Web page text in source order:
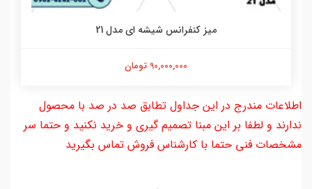
ميز كنفرانس شيشه اي مدل 21
90,000,000 تومان
اطلاعات مندرج در این جداول تطابق صد در صد با محصول
ندارند و لطفا بر این مبنا تصمیم گیری و خرید نکنید و حتما سر
مشخصات فنی حتما با کارشناس فروش تماس بگیرید